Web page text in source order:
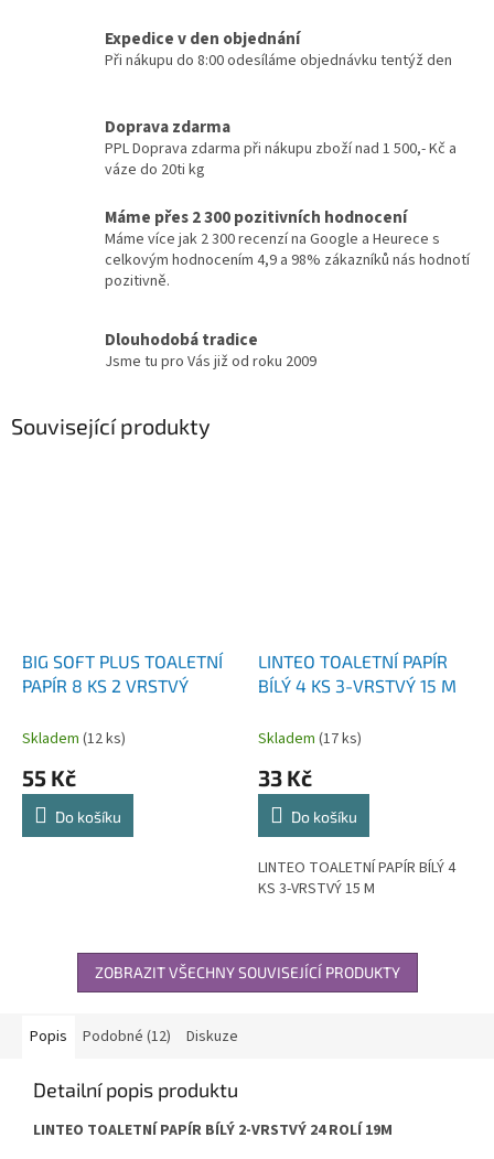
Expedice v den objednání
Při nákupu do 8:00 odesíláme objednávku tentýž den
Doprava zdarma
PPL Doprava zdarma při nákupu zboží nad 1 500,- Kč a
váze do 20ti kg
Máme přes 2 300 pozitivních hodnocení
Máme více jak 2 300 recenzí na Google a Heurece s
celkovým hodnocením 4,9 a 98% zákazníků nás hodnotí
pozitivně.
Dlouhodobá tradice
Jsme tu pro Vás již od roku 2009
Související produkty
BIG SOFT PLUS TOALETNÍ
PAPÍR 8 KS 2 VRSTVÝ
Skladem (12 ks)
55 Kč
Do košíku
LINTEO TOALETNÍ PAPÍR
BÍLÝ 4 KS 3-VRSTVÝ 15 M
Skladem (17 ks)
33 Kč
Do košíku
LINTEO TOALETNÍ PAPÍR BÍLÝ 4
KS 3-VRSTVÝ 15 M
ZOBRAZIT VŠECHNY SOUVISEJÍCÍ PRODUKTY
Popis Podobné (12) Diskuze
Detailní popis produktu
LINTEO TOALETNÍ PAPÍR BÍLÝ 2-VRSTVÝ 24 ROLÍ 19M